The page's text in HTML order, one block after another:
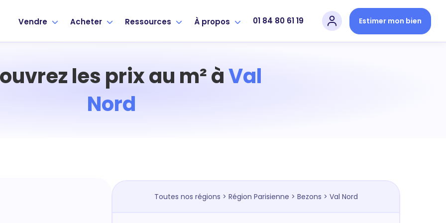
Vendre Acheter Ressources À propos 01 84 80 61 19 Estimer mon bien
les prix au m² àVal
Nord
Toutes nos régions > Région Parisienne > Bezons > Val Nord